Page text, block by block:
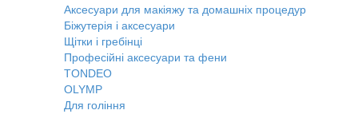
Аксесуари для макіяжу та домашніх процедур
Біжутерія і аксесуари
Щітки і гребінці
Професійні аксесуари та фени
TONDEO
OLYMP
Для гоління